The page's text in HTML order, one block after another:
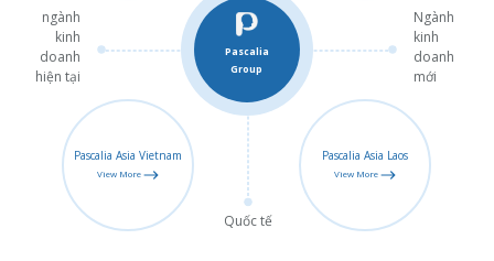
Ngành
kinh
doanh
mới
Quốc tế
ngành
kinh
doanh
hiện tại
Pascalia
Group
Pascalia Asia Vietnam
View More
Pascalia Asia Laos
View More